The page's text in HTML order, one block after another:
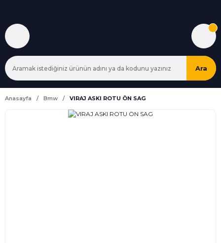
Ara
Anasayfa Bmw VIRAJ ASKI ROTU ÖN SAG